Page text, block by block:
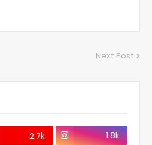
Next Post
2.7k 1.8k